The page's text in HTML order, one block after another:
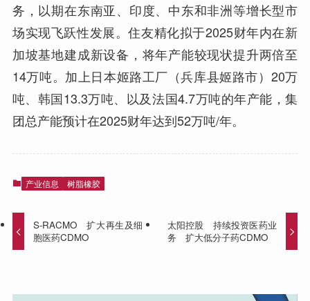
务，以期在东南亚、印度、中东和非洲等增长型市
场实现飞跃性发展。住友精化拟于2025财年内在新
加坡基地建成新设备，将年产能较现状提升两倍至
14万吨。加上日本姬路工厂（兵库县姬路市）20万
吨、韩国13.3万吨、以及法国4.7万吨的年产能，集
团总产能预计在2025财年达到52万吨/年。
产业信息 树脂橡胶
S-RACMO 扩大再生及细
胞医药CDMO
太阳控股 持续投资医药业
务 扩大低分子药CDMO